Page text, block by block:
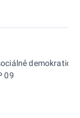
demokratická
09